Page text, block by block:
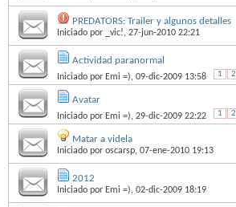
PREDATORS: Trailer y algunos detalles
Iniciado por _vic!, 27-jun-2010 22:21
Actividad paranormal
Iniciado por Emi =), 09-dic-2009 13:58 1 2
Avatar
Iniciado por Emi =), 29-dic-2009 22:22 1 2
Matar a videla
Iniciado por oscarsp, 07-ene-2010 19:13
2012
Iniciado por Emi =), 02-dic-2009 18:19